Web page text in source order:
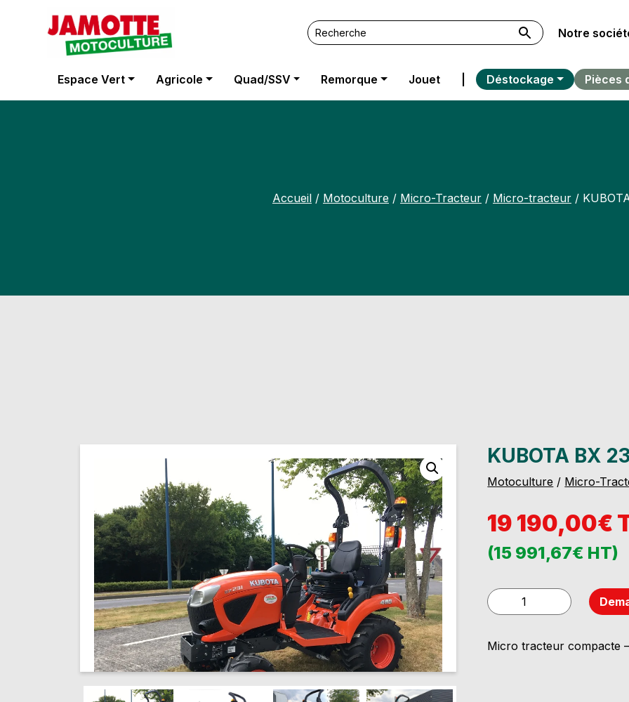
Notre
Espace Vert Agricole Quad/SSV Remorque Jouet Déstockage Pièces
Accueil / Motoculture / Micro-Tracteur / Micro-tracteur /
KUBOTA BX
Motoculture / Micro-
19 190,00€
(15 991,67€ HT)
quantité
de
BX
Micro tracteur compacte